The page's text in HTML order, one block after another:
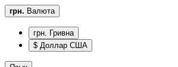
грн. Валюта
грн. Гривна
$ Доллар США